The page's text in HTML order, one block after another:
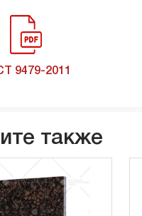
9479-2011
также